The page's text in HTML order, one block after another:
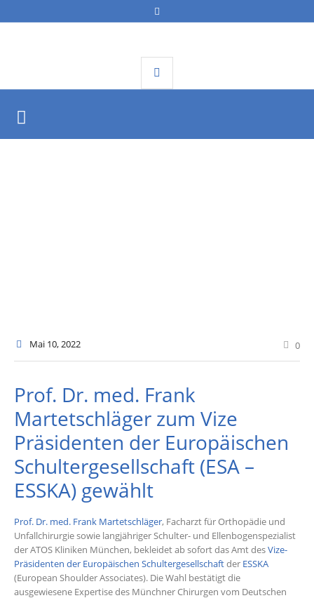
Mai 10, 2022 0
Prof. Dr. med. Frank
Martetschläger zum Vize
Präsidenten der Europäischen
Schultergesellschaft (ESA –
ESSKA) gewählt
Prof. Dr. med. Frank Martetschläger, Facharzt für Orthopädie und
Unfallchirurgie sowie langjähriger Schulter- und Ellenbogenspezialist
der ATOS Kliniken München, bekleidet ab sofort das Amt desVize-
Präsidenten der Europäischen Schultergesellschaftder ESSKA
(European Shoulder Associates). Die Wahl bestätigt die
ausgewiesene Expertise des Münchner Chirurgen vom Deutschen